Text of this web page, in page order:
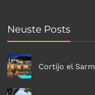
Neuste Posts
Cortijo el